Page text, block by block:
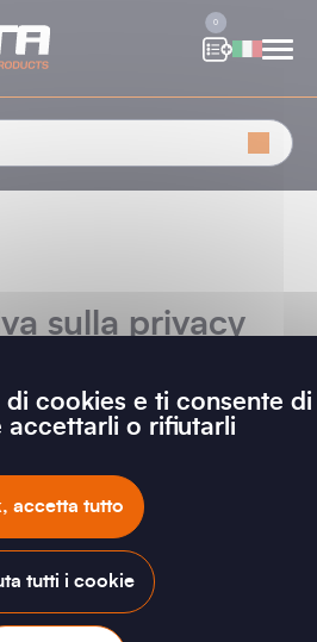
0
sulla privacy
- ALL LANGUAGES
cookies e ti consente di
accettarli o rifiutarli
accetta tutto
tutti i cookie